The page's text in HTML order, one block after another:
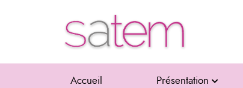
Accueil Présentation